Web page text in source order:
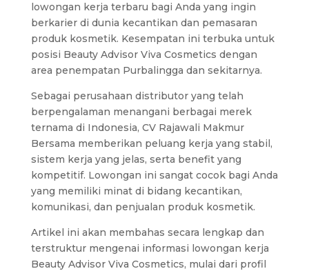
lowongan kerja terbaru bagi Anda yang ingin
berkarier di dunia kecantikan dan pemasaran
produk kosmetik. Kesempatan ini terbuka untuk
posisi Beauty Advisor Viva Cosmetics dengan
area penempatan Purbalingga dan sekitarnya.
Sebagai perusahaan distributor yang telah
berpengalaman menangani berbagai merek
ternama di Indonesia, CV Rajawali Makmur
Bersama memberikan peluang kerja yang stabil,
sistem kerja yang jelas, serta benefit yang
kompetitif. Lowongan ini sangat cocok bagi Anda
yang memiliki minat di bidang kecantikan,
komunikasi, dan penjualan produk kosmetik.
Artikel ini akan membahas secara lengkap dan
terstruktur mengenai informasi lowongan kerja
Beauty Advisor Viva Cosmetics, mulai dari profil